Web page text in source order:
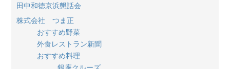
田中和徳京浜懇話会
株式会社 つま正
おすすめ野菜
外食レストラン新聞
おすすめ料理
銀座クルーズ